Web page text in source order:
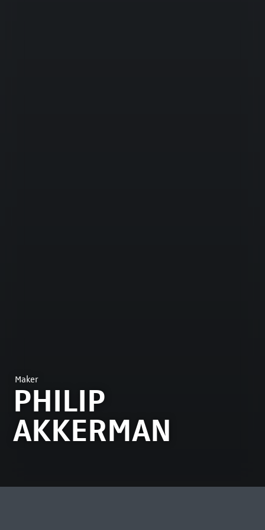
Maker
PHILIP
AKKERMAN